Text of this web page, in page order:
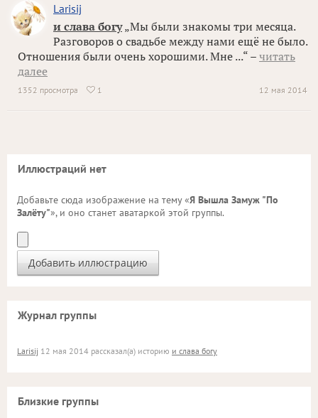
Larisij
и слава богу„Мы были знакомы три месяца.
Разговоров о свадьбе между нами ещё не было.
Отношения были очень хорошими. Мне ...“ – читать
далее
12 мая 2014
1352 просмотра  1
Иллюстраций нет
Добавьте сюда изображение на тему «Я Вышла Замуж "По
Залёту"», и оно станет аватаркой этой группы.
Журнал группы
Larisij 12 мая 2014 рассказал(а) историю и слава богу
Близкие группы